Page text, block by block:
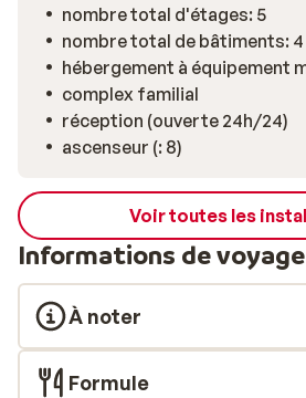
nombre total d'étages: 5
nombre total de bâtiments: 4
hébergement à équipement
complex familial
réception (ouverte 24h/24)
ascenseur (: 8)
Voir toutes les
Informations de voyage
À noter
Formule